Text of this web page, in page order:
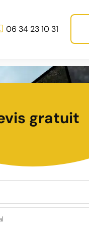
06 34 23 10 31
gratuit